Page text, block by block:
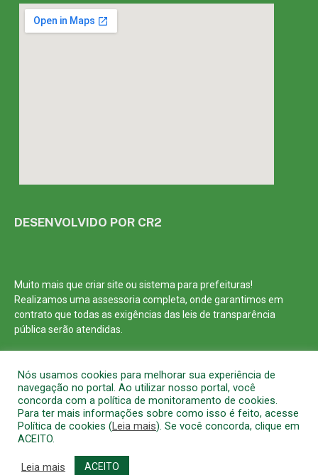
DESENVOLVIDO POR CR2
Muito mais que criar site ou sistema para prefeituras!
Realizamos uma assessoria completa, onde garantimos em
contrato que todas as exigências das leis de transparência
pública serão atendidas.
Todos os direitos reservados a Prefeitura Municipal de Barcarena
Acessar Área Administrativa
Nós usamos cookies para melhorar sua experiência de
navegação no portal. Ao utilizar nosso portal, você
concorda com a política de monitoramento de cookies.
Para ter mais informações sobre como isso é feito, acesse
Política de cookies (Leia mais). Se você concorda, clique em
ACEITO.
Leia mais ACEITO